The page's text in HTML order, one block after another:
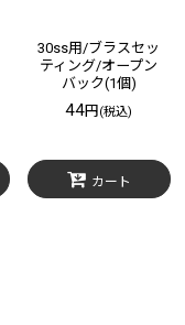
30ss用/ブラスセッ
ティング/オープン
バック(1個)
44円 (税込)
カート